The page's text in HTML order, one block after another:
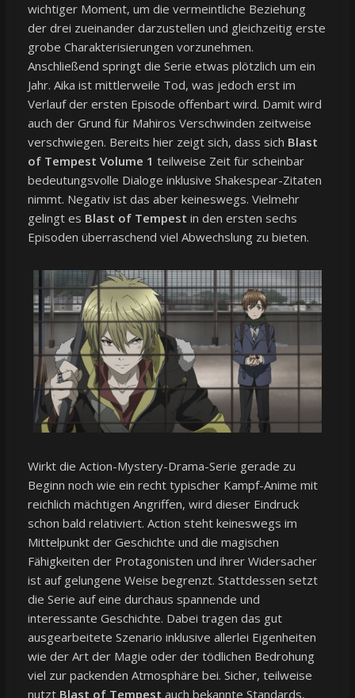
wichtiger Moment, um die vermeintliche Beziehung
der drei zueinander darzustellen und gleichzeitig erste
grobe Charakterisierungen vorzunehmen.
Anschließend springt die Serie etwas plötzlich um ein
Jahr. Aika ist mittlerweile Tod, was jedoch erst im
Verlauf der ersten Episode offenbart wird. Damit wird
auch der Grund für Mahiros Verschwinden zeitweise
verschwiegen. Bereits hier zeigt sich, dass sich Blast
of Tempest Volume 1 teilweise Zeit für scheinbar
bedeutungsvolle Dialoge inklusive Shakespear-Zitaten
nimmt. Negativ ist das aber keineswegs. Vielmehr
gelingt es Blast of Tempest in den ersten sechs
Episoden überraschend viel Abwechslung zu bieten.
Wirkt die Action-Mystery-Drama-Serie gerade zu
Beginn noch wie ein recht typischer Kampf-Anime mit
reichlich mächtigen Angriffen, wird dieser Eindruck
schon bald relativiert. Action steht keineswegs im
Mittelpunkt der Geschichte und die magischen
Fähigkeiten der Protagonisten und ihrer Widersacher
ist auf gelungene Weise begrenzt. Stattdessen setzt
die Serie auf eine durchaus spannende und
interessante Geschichte. Dabei tragen das gut
ausgearbeitete Szenario inklusive allerlei Eigenheiten
wie der Art der Magie oder der tödlichen Bedrohung
viel zur packenden Atmosphäre bei. Sicher, teilweise
nutzt Blast of Tempest auch bekannte Standards,